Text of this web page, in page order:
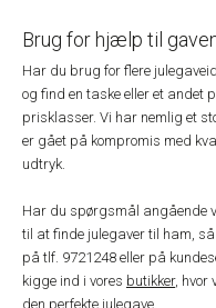
Brug for hjælp til
Har du brug for flere
og find en taske eller et andet
prisklasser. Vi har nemlig et
er gået på kompromis med
udtryk.
Har du spørgsmål angående
til at finde julegaver til ham,
på tlf. 9721248 eller på
kigge ind i vores butikker, hvor
den perfekte julegave.